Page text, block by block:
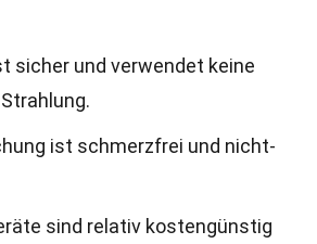
sicher und verwendet keine
ist schmerzfrei und nicht-
sind relativ kostengünstig